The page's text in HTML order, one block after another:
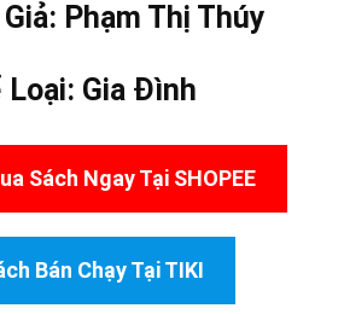
Phạm Thị Thúy
Loại: Gia Đình
Sách Ngay Tại SHOPEE
Bán Chạy Tại TIKI